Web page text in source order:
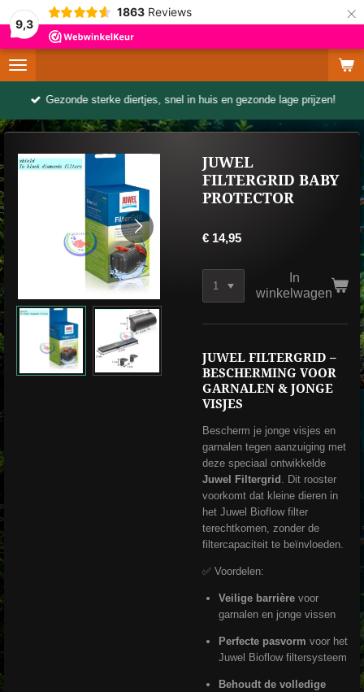
9,3
1863 Reviews ×
Gezonde sterke diertjes, snel in huis en gezonde lage prijzen!
JUWEL
FILTERGRID BABY
PROTECTOR
€ 14,95
In
winkelwagen
JUWEL FILTERGRID –
BESCHERMING VOOR
GARNALEN & JONGE
VISJES
Bescherm je jonge visjes en
garnalen tegen aanzuiging met
deze speciaal ontwikkelde
Juwel Filtergrid . Dit rooster
voorkomt dat kleine dieren in
het Juwel Bioflow filter
terechtkomen, zonder de
filtercapaciteit te beïnvloeden.
✅ Voordelen:
Veilige barrièrevoor
garnalen en jonge vissen
Perfecte pasvorm voor het
Juwel Bioflow filtersysteem
Behoudt de volledige